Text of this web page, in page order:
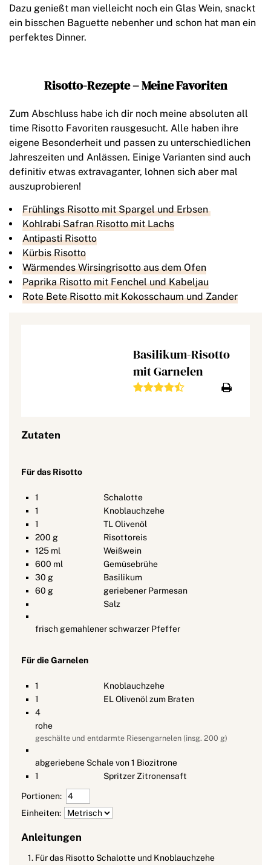
Dazu genießt man vielleicht noch ein Glas Wein, snackt
ein bisschen Baguette nebenher und schon hat man ein
perfektes Dinner.
Risotto-Rezepte – Meine Favoriten
Zum Abschluss habe ich dir noch meine absoluten all
time Risotto Favoriten rausgesucht. Alle haben ihre
eigene Besonderheit und passen zu unterschiedlichen
Jahreszeiten und Anlässen. Einige Varianten sind auch
definitiv etwas extravaganter, lohnen sich aber mal
auszuprobieren!
Frühlings Risotto mit Spargel und Erbsen
Kohlrabi Safran Risotto mit Lachs
Antipasti Risotto
Kürbis Risotto
Wärmendes Wirsingrisotto aus dem Ofen
Paprika Risotto mit Fenchel und Kabeljau
Rote Bete Risotto mit Kokosschaum und Zander
Basilikum-Risotto
mit Garnelen
Zutaten
Für das Risotto
1
Schalotte
1
Knoblauchzehe
1
TL Olivenöl
200 g
Risottoreis
125 ml
Weißwein
600 ml
Gemüsebrühe
30 g
Basilikum
60 g
geriebener Parmesan
Salz
frisch gemahlener schwarzer Pfeffer
Für die Garnelen
1
Knoblauchzehe
1
EL Olivenöl zum Braten
4
rohe
geschälte und entdarmte Riesengarnelen (insg. 200 g)
abgeriebene Schale von 1 Biozitrone
1
Spritzer Zitronensaft
Portionen:
Einheiten:
Anleitungen
Für das Risotto Schalotte und Knoblauchzehe